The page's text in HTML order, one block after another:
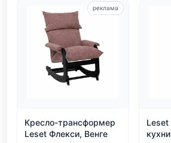
Кресло-трансформер
Leset Флекси, Венге
реклама
Leset